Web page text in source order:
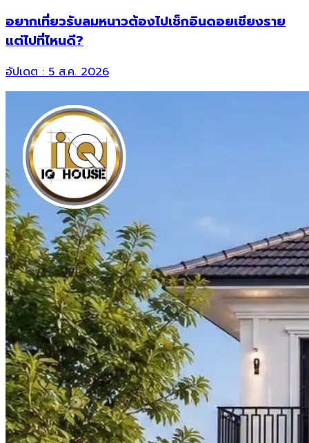
อยากเที่ยวรับลมหนาวต้องไปเช็กอินดอยเชียงราย
แต่ไปที่ไหนดี?
อัปเดต :5 ส.ค. 2026